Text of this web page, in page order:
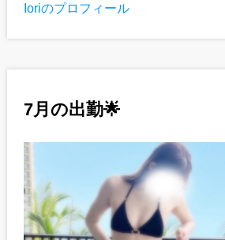
Ioriのプロフィール
7月の出勤🌟